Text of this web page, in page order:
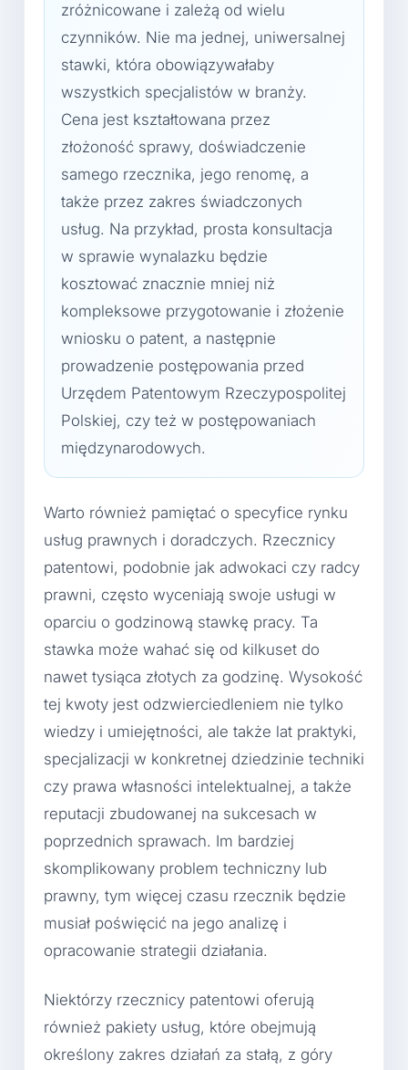
zróżnicowane i zależą od wielu
czynników. Nie ma jednej, uniwersalnej
stawki, która obowiązywałaby
wszystkich specjalistów w branży.
Cena jest kształtowana przez
złożoność sprawy, doświadczenie
samego rzecznika, jego renomę, a
także przez zakres świadczonych
usług. Na przykład, prosta konsultacja
w sprawie wynalazku będzie
kosztować znacznie mniej niż
kompleksowe przygotowanie i złożenie
wniosku o patent, a następnie
prowadzenie postępowania przed
Urzędem Patentowym Rzeczypospolitej
Polskiej, czy też w postępowaniach
międzynarodowych.
Warto również pamiętać o specyfice rynku
usług prawnych i doradczych. Rzecznicy
patentowi, podobnie jak adwokaci czy radcy
prawni, często wyceniają swoje usługi w
oparciu o godzinową stawkę pracy. Ta
stawka może wahać się od kilkuset do
nawet tysiąca złotych za godzinę. Wysokość
tej kwoty jest odzwierciedleniem nie tylko
wiedzy i umiejętności, ale także lat praktyki,
specjalizacji w konkretnej dziedzinie techniki
czy prawa własności intelektualnej, a także
reputacji zbudowanej na sukcesach w
poprzednich sprawach. Im bardziej
skomplikowany problem techniczny lub
prawny, tym więcej czasu rzecznik będzie
musiał poświęcić na jego analizę i
opracowanie strategii działania.
Niektórzy rzecznicy patentowi oferują
również pakiety usług, które obejmują
określony zakres działań za stałą, z góry